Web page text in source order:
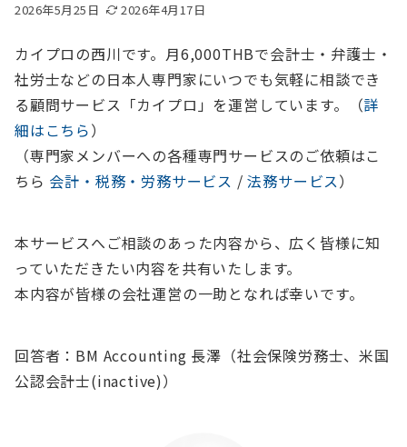
2026年5月25日 2026年4月17日
カイプロの西川です。月6,000THBで会計士・弁護士・
社労士などの日本人専門家にいつでも気軽に相談でき
る顧問サービス「カイプロ」を運営しています。（詳
細はこちら）
（専門家メンバーへの各種専門サービスのご依頼はこ
ちら 会計・税務・労務サービス /法務サービス）
本サービスへご相談のあった内容から、広く皆様に知
っていただきたい内容を共有いたします。
本内容が皆様の会社運営の一助となれば幸いです。
回答者：BM Accounting 長澤（社会保険労務士、米国
公認会計士(inactive)）